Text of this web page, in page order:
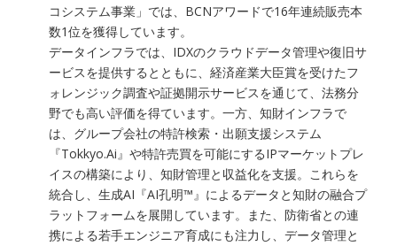
コシステム事業」では、BCNアワードで16年連続販売本
数1位を獲得しています。
データインフラでは、IDXのクラウドデータ管理や復旧サ
ービスを提供するとともに、経済産業大臣賞を受けたフ
ォレンジック調査や証拠開示サービスを通じて、法務分
野でも高い評価を得ています。一方、知財インフラで
は、グループ会社の特許検索・出願支援システム
『Tokkyo.Ai』や特許売買を可能にするIPマーケットプレ
イスの構築により、知財管理と収益化を支援。これらを
統合し、生成AI『AI孔明™』によるデータと知財の融合プ
ラットフォームを展開しています。また、防衛省との連
携による若手エンジニア育成にも注力し、データ管理と